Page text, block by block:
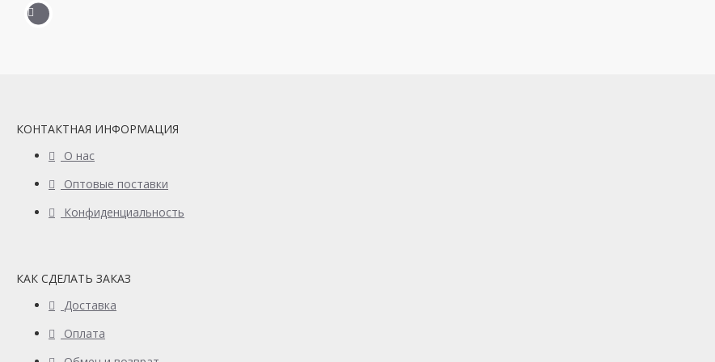
КОНТАКТНАЯ ИНФОРМАЦИЯ
О нас
Оптовые поставки
Конфиденциальность
КАК СДЕЛАТЬ ЗАКАЗ
Доставка
Оплата